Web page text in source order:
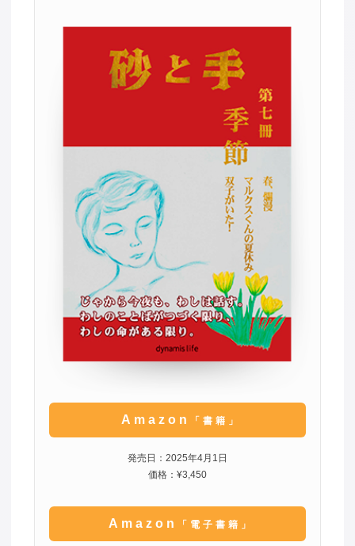
Amazon 「書籍」
発売日：2025年4月1日
価格：¥3,450
Amazon 「電子書籍」